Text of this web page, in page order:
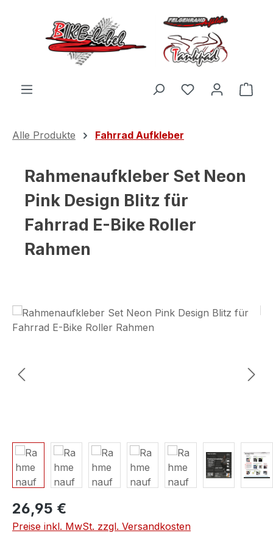
Zum Hauptinhalt springen
Du hast 0
Alle Produkte Fahrrad Aufkleber
Rahmenaufkleber Set Neon
Pink Design Blitz für
Fahrrad E-Bike Roller
Rahmen
Bildergalerie überspringen
26,95 €
Preise inkl. MwSt. zzgl. Versandkosten